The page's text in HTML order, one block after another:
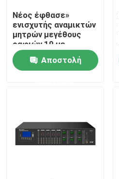
Προϊόντα
Νέος έφθασε»
ενισχυτής αναμικτών
μητρών μεγέθους
ραφιών 19 με
USB/SD/FM/BT
Αποστολή